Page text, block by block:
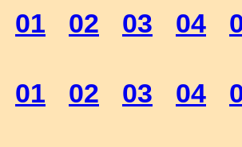
01 02 03 04
01 02 03 04